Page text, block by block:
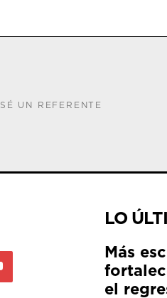
SÉ UN REFERENTE
LO
Más
el